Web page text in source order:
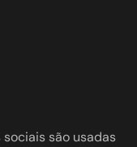
são usadas